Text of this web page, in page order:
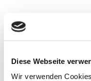
Diese Webseite
Wir verwenden